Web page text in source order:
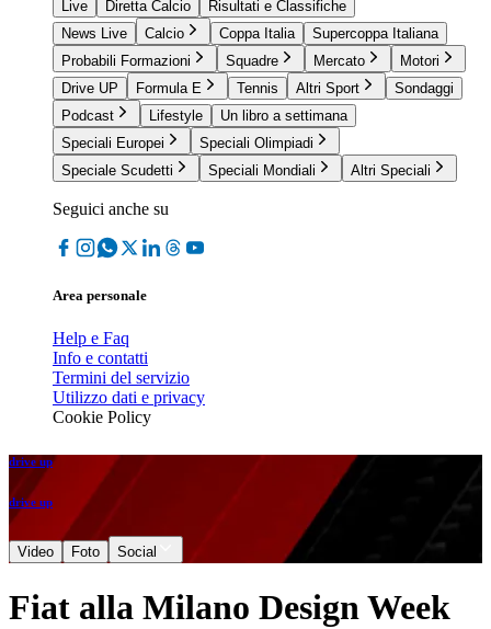
Live
Diretta Calcio
Risultati e Classifiche
News Live
Calcio Coppa Italia
Supercoppa Italiana
Probabili Formazioni
Squadre Mercato
Motori
Drive UP
Formula E Tennis Altri Sport
Sondaggi
Podcast
Lifestyle
Un libro a settimana
Speciali Europei
Speciali Olimpiadi
Speciale Scudetti
Speciali Mondiali Altri Speciali
Seguici anche su
Area personale
Help e Faq
Info e contatti
Termini del servizio
Utilizzo dati e privacy
Cookie Policy
drive up
drive up
Video Foto Social
Fiat alla Milano Design Week